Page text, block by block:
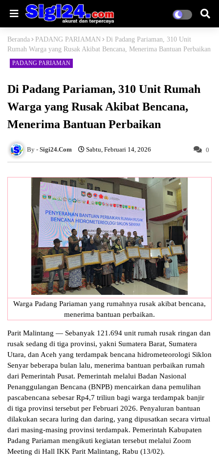
Beranda PADANG PARIAMAN
Di Padang Pariaman, 310 Unit
Rumah Warga yang Rusak Akibat Bencana, Menerima Bantuan Perbaikan
PADANG PARIAMAN
Di Padang Pariaman, 310 Unit Rumah
Warga yang Rusak Akibat Bencana,
Menerima Bantuan Perbaikan
Sigi24.Com Sabtu, Februari 14, 2026 0
Warga Padang Pariaman yang rumahnya rusak akibat bencana,
menerima bantuan perbaikan.
Parit Malintang — Sebanyak 121.694 unit rumah rusak ringan dan
rusak sedang di tiga provinsi, yakni Sumatera Barat, Sumatera
Utara, dan Aceh yang terdampak bencana hidrometeorologi Siklon
Senyar beberapa bulan lalu, menerima bantuan perbaikan rumah
dari Pemerintah Pusat. Pemerintah melalui Badan Nasional
Penanggulangan Bencana (BNPB) mencairkan dana pemulihan
pascabencana sebesar Rp4,7 triliun bagi warga terdampak banjir
di tiga provinsi tersebut per Februari 2026. Penyaluran bantuan
dilakukan secara luring dan daring, yang dipusatkan secara virtual
dari masing-masing provinsi terdampak. Pemerintah Kabupaten
Padang Pariaman mengikuti kegiatan tersebut melalui Zoom
Meeting di Hall IKK Parit Malintang, Rabu (13/02).